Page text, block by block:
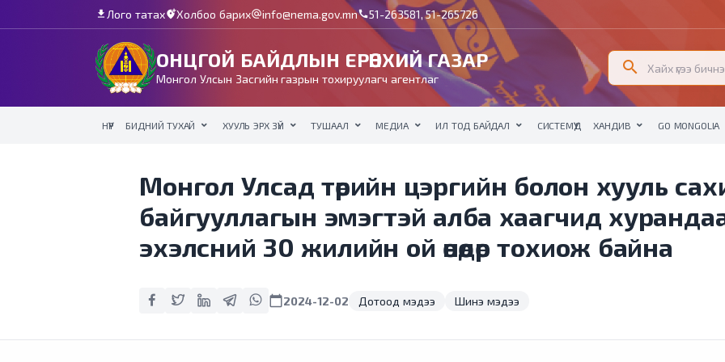
download Лого татахadd_location_altХолбоо барихalternate_emailinfo@nema.gov.mncall51-263581, 51-265726
ОНЦГОЙ БАЙДЛЫН ЕРӨНХИЙ ГАЗАР
Монгол Улсын Засгийн газрын тохируулагч агентлаг
search
НҮҮР БИДНИЙ ТУХАЙ ХУУЛЬ ЭРХ ЗҮЙ ТУШААЛ МЕДИА ИЛ ТОД БАЙДАЛ СИСТЕМҮҮД ХАНДИВ GO MONGOLIA
Монгол Улсад төрийн цэргийн болон хууль
байгууллагын эмэгтэй алба хаагчид
эхэлсний 30 жилийн ой өнөөдөр тохиож байна
calendar_today2024-12-02 Дотоод мэдээ Шинэ мэдээ